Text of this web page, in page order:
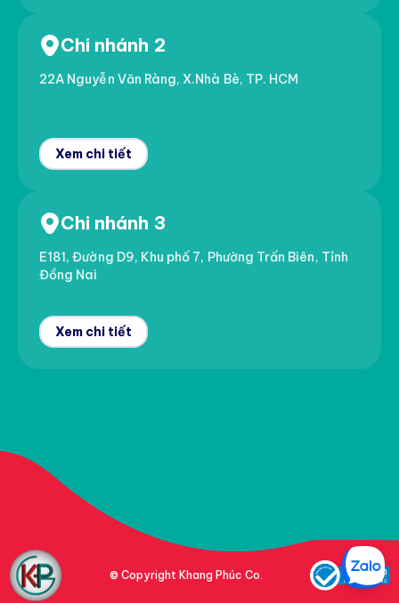
Chi nhánh 2
22A Nguyễn Văn Ràng, X.Nhà Bè, TP. HCM
Xem chi tiết
Chi nhánh 3
E181, Đường D9, Khu phố 7, Phường Trấn Biên, Tỉnh
Đồng Nai
Xem chi tiết
© Copyright Khang Phúc Co.